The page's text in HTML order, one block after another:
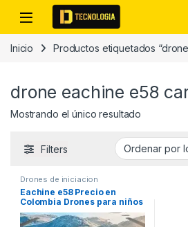
Skip to navigation
Skip to content
Inicio Productos etiquetados
drone eachine e58
Mostrando el único resultado
Filters
Drones de iniciacion
Eachine e58 Precio en
Colombia Drones para niños
economicos